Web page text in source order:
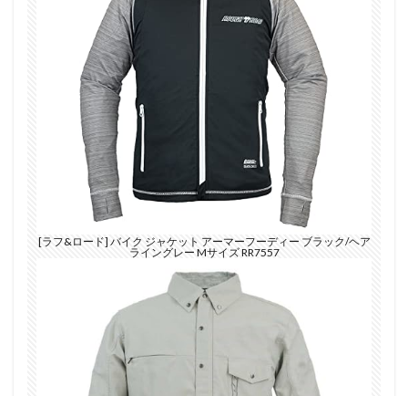
[ラフ&ロード] バイク ジャケット アーマーフーディー ブラック/ヘア
ライングレー Mサイズ RR7557